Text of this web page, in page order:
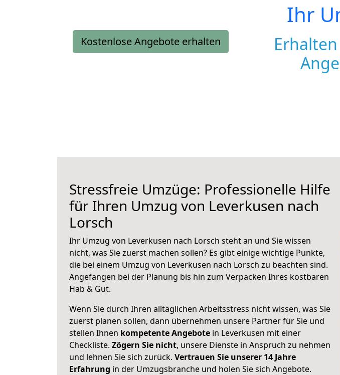
Kostenlose Angebote erhalten
Ihr
Stressfreie Umzüge: Professionelle Hilfe
für Ihren Umzug von Leverkusen nach
Lorsch
Ihr Umzug von Leverkusen nach Lorsch steht an und Sie wissen
nicht, was Sie zuerst machen sollen? Es gibt einige wichtige Punkte,
die bei einem Umzug von Leverkusen nach Lorsch zu beachten sind.
Angefangen bei der Planung bis hin zum Verpacken Ihres kostbaren
Hab & Gut.
Wenn Sie durch Ihren alltäglichen Arbeitsstress nicht wissen, was Sie
zuerst planen sollen, dann übernehmen unsere Partner für Sie und
stellen Ihnen kompetente Angebote in Leverkusen mit einer
Checkliste. Zögern Sie nicht, unsere Dienste in Anspruch zu nehmen
und lehnen Sie sich zurück. Vertrauen Sie unserer 14 Jahre
Erfahrung in der Umzugsbranche und holen Sie sich Angebote.